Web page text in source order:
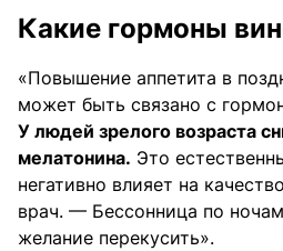
Какие гормоны
«Повышение аппетита в
может быть связано с
У людей зрелого возраста
мелатонина. Это
негативно влияет на
врач. — Бессонница по
желание перекусить».